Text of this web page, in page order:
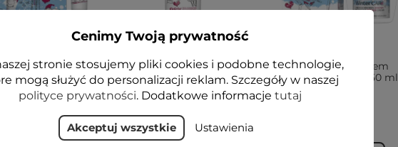
CARE Zimowa
do ust 10g -
FLOSLEK
WINTER CARE Krem
zimowy do rąk i
paznokci 50 ml - Floslek
15,99 zł
WINTER CARE Krem
ochronny zimowy 50 ml
- Floslek
Cenimy Twoją prywatność
stronie stosujemy pliki cookies i podobne technologie,
mogą służyć do personalizacji reklam. Szczegóły w naszej
polityce prywatności. Dodatkowe informacje tutaj
Akceptuj wszystkie Ustawienia